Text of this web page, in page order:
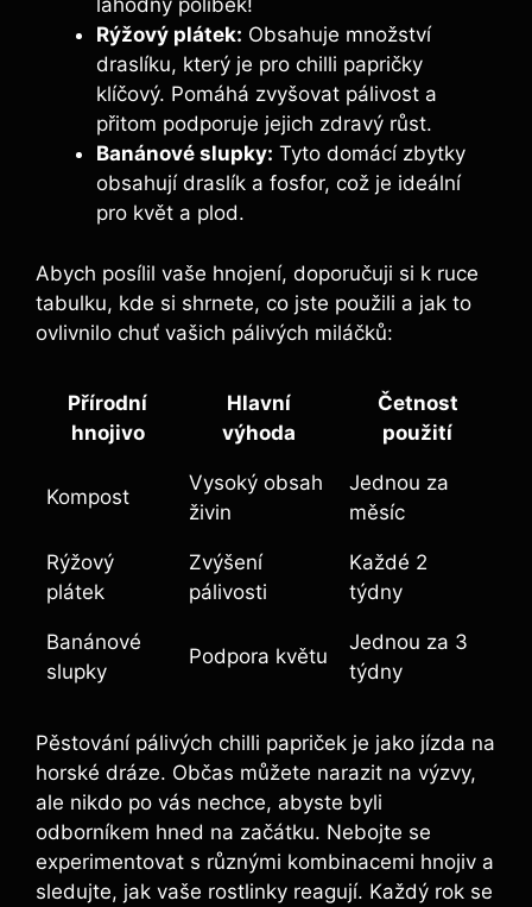
lahodný polibek!
Rýžový plátek: Obsahuje množství
draslíku,⁤ který ⁤je ⁣pro chilli papričky
klíčový. Pomáhá zvyšovat‌ pálivost‌ a
přitom podporuje jejich zdravý ‌růst.
Banánové‌ slupky: ⁤Tyto domácí zbytky
obsahují⁢ draslík a ‍fosfor, což⁤ je ‌ideální
pro ​květ a plod.
Abych posílil vaše ⁣hnojení, ⁤doporučuji si k ⁣ruce
tabulku, kde si​ shrnete, co jste ⁤použili a jak to⁢
ovlivnilo chuť vašich‌ pálivých⁣ miláčků:
Přírodní
hnojivo
Hlavní
výhoda
Četnost
použití
Kompost
Vysoký obsah
‌živin
Jednou za
měsíc
Rýžový⁢
plátek
Zvýšení
pálivosti
Každé 2
týdny
Banánové
slupky
Podpora ‌květu
Jednou za 3 ​
týdny
Pěstování pálivých chilli⁤ papriček je jako jízda na
horské dráze. Občas můžete narazit na výzvy,
ale nikdo po ‌vás nechce, abyste byli
odborníkem hned na začátku. Nebojte se
experimentovat s‌ různými kombinacemi​ hnojiv a
sledujte, jak⁤ vaše rostlinky reagují. Každý rok ⁢se